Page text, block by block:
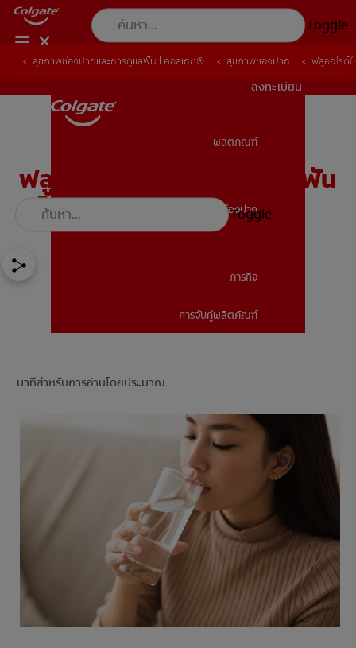
Toggle
TH (TH)
ลงทะเบียน
ผลิตภัณฑ์
สุขภาพช่องปาก
ภารกิจ
การจับคู่ผลิตภัณฑ์
Toggle
สุขภาพช่องปากและการดูแลฟัน | คอลเกต® สุขภาพช่องปาก ฟลูออไรด์
ฟลูออไรด์ในน้ำดื่มส่งผลต่อฟัน
ผุในผู้ใหญ่อย่างไร
นาทีสำหรับการอ่านโดยประมาณ